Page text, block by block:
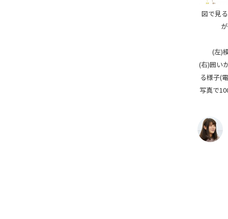
図で見
(左)
(右)囲い
る様子(
写真で